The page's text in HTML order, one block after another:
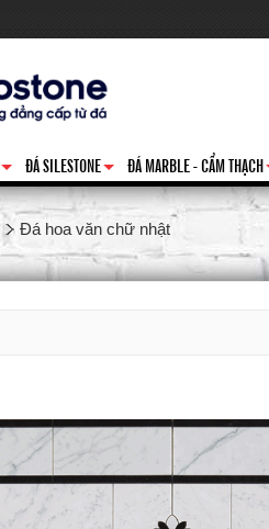
+ +
ĐÁ SILESTONE ĐÁ MARBLE - CẨM THẠCH
Đá hoa văn chữ nhật